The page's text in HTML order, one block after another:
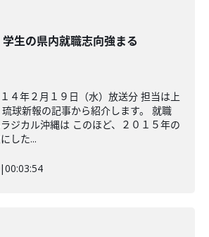
学生の県内就職志向強まる
４年２月１９日（水）放送分 担当は上
球新報の記事から紹介します。 就職
ジカル沖縄は このほど、２０１５年の
した...
|00:03:54